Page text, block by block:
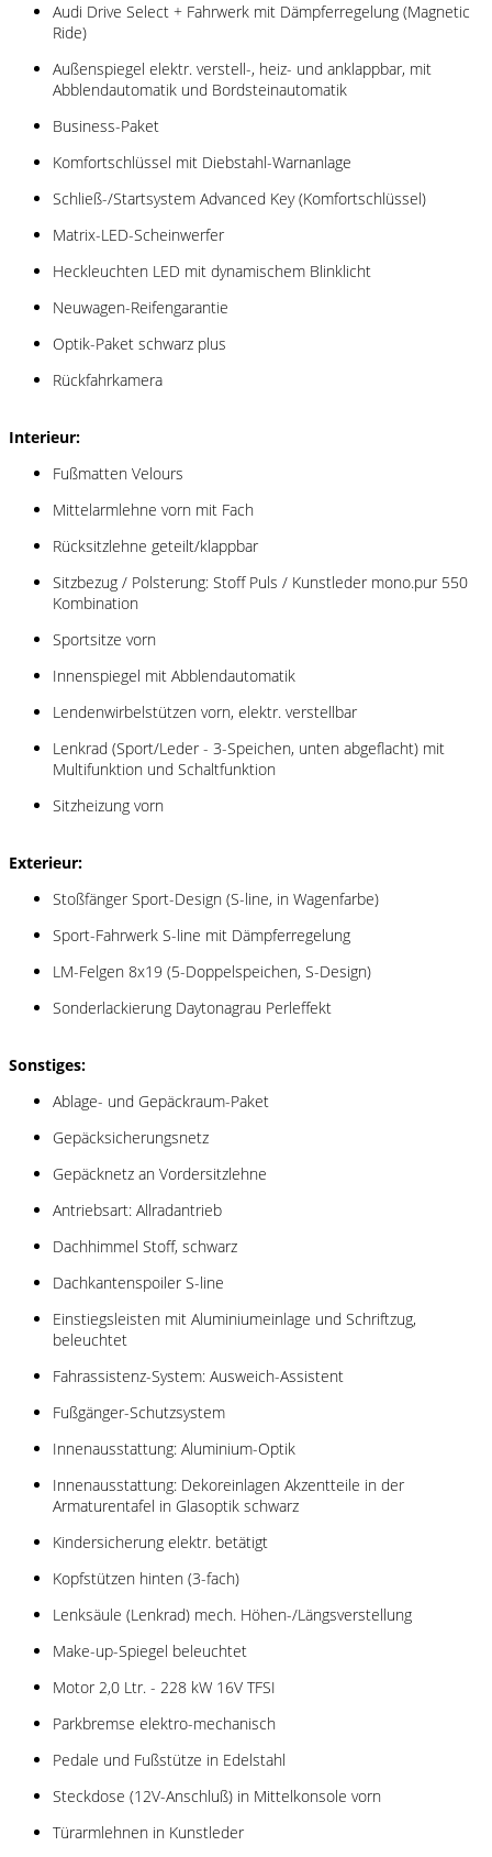
Audi Drive Select + Fahrwerk mit Dämpferregelung (Magnetic
Ride)
Außenspiegel elektr. verstell-, heiz- und anklappbar, mit
Abblendautomatik und Bordsteinautomatik
Business-Paket
Komfortschlüssel mit Diebstahl-Warnanlage
Schließ-/Startsystem Advanced Key (Komfortschlüssel)
Matrix-LED-Scheinwerfer
Heckleuchten LED mit dynamischem Blinklicht
Neuwagen-Reifengarantie
Optik-Paket schwarz plus
Rückfahrkamera
Interieur:
Fußmatten Velours
Mittelarmlehne vorn mit Fach
Rücksitzlehne geteilt/klappbar
Sitzbezug / Polsterung: Stoff Puls / Kunstleder mono.pur 550
Kombination
Sportsitze vorn
Innenspiegel mit Abblendautomatik
Lendenwirbelstützen vorn, elektr. verstellbar
Lenkrad (Sport/Leder - 3-Speichen, unten abgeflacht) mit
Multifunktion und Schaltfunktion
Sitzheizung vorn
Exterieur:
Stoßfänger Sport-Design (S-line, in Wagenfarbe)
Sport-Fahrwerk S-line mit Dämpferregelung
LM-Felgen 8x19 (5-Doppelspeichen, S-Design)
Sonderlackierung Daytonagrau Perleffekt
Sonstiges:
Ablage- und Gepäckraum-Paket
Gepäcksicherungsnetz
Gepäcknetz an Vordersitzlehne
Antriebsart: Allradantrieb
Dachhimmel Stoff, schwarz
Dachkantenspoiler S-line
Einstiegsleisten mit Aluminiumeinlage und Schriftzug,
beleuchtet
Fahrassistenz-System: Ausweich-Assistent
Fußgänger-Schutzsystem
Innenausstattung: Aluminium-Optik
Innenausstattung: Dekoreinlagen Akzentteile in der
Armaturentafel in Glasoptik schwarz
Kindersicherung elektr. betätigt
Kopfstützen hinten (3-fach)
Lenksäule (Lenkrad) mech. Höhen-/Längsverstellung
Make-up-Spiegel beleuchtet
Motor 2,0 Ltr. - 228 kW 16V TFSI
Parkbremse elektro-mechanisch
Pedale und Fußstütze in Edelstahl
Steckdose (12V-Anschluß) in Mittelkonsole vorn
Türarmlehnen in Kunstleder